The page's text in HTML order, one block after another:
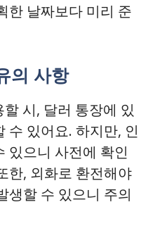
한 날짜보다 미리 준
의 사항
시, 달러 통장에 있
수 있어요. 하지만, 인
있으니 사전에 확인
한, 외화로 환전해야
생할 수 있으니 주의